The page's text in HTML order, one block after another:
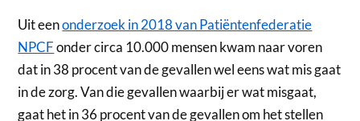
Uit eenonderzoek in 2018 van Patiëntenfederatie
NPCFonder circa 10.000 mensen kwam naar voren
dat in 38 procent van de gevallen wel eens wat mis gaat
in de zorg. Van die gevallen waarbij er wat misgaat,
gaat het in 36 procent van de gevallen om het stellen